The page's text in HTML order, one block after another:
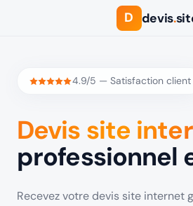
D devis.
4.9/5 — Satisfaction client
Devis site
professionnel
Recevez votre devis site internet